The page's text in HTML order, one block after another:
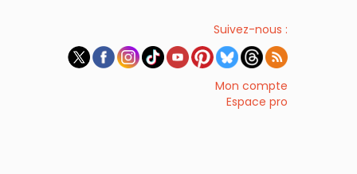
Suivez-nous :
Mon compte
Espace pro